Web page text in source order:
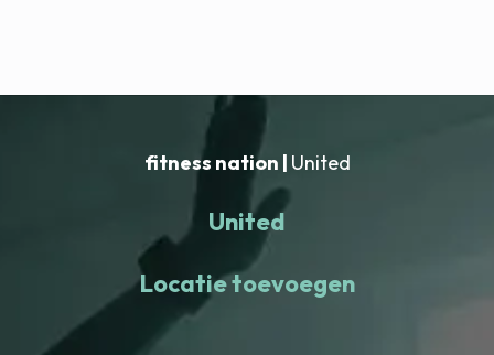
fitness nation | United
United
Locatie toevoegen